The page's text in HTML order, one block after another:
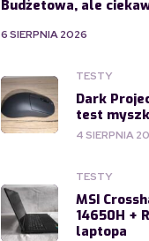
Budżetowa, ale
6 SIERPNIA 2026
TESTY
Dark
test
4 SIERPNIA
TESTY
MSI
14650H +
laptopa